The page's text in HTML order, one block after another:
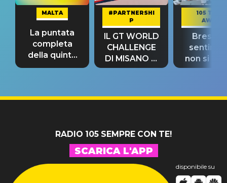
MALTA
La puntata
completa
della quinta
tappa
#PARTNERSHI
P
IL GT WORLD
CHALLENGE
DI MISANO si
riconferma
105 TAKE
AWAY
Bresh:
non si
fino alla
RADIO 105 SEMPRE CON TE!
SCARICA L'APP
disponibile su